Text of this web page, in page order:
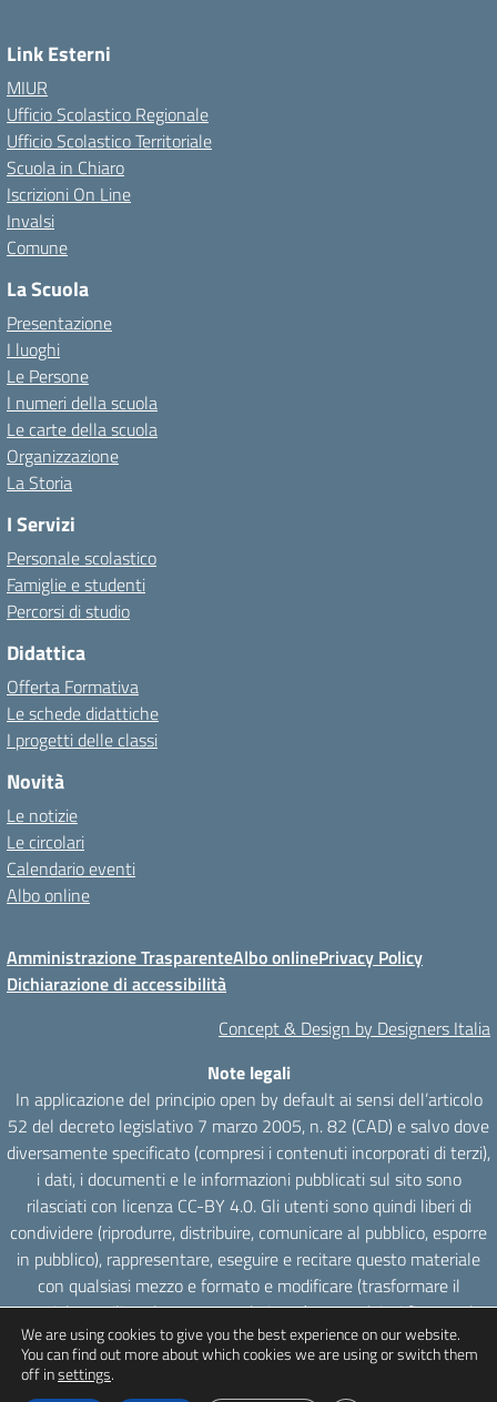
Link Esterni
MIUR
Ufficio Scolastico Regionale
Ufficio Scolastico Territoriale
Scuola in Chiaro
Iscrizioni On Line
Invalsi
Comune
La Scuola
Presentazione
I luoghi
Le Persone
I numeri della scuola
Le carte della scuola
Organizzazione
La Storia
I Servizi
Personale scolastico
Famiglie e studenti
Percorsi di studio
Didattica
Offerta Formativa
Le schede didattiche
I progetti delle classi
Novità
Le notizie
Le circolari
Calendario eventi
Albo online
Amministrazione TrasparenteAlbo onlinePrivacy Policy
Dichiarazione di accessibilità
Concept & Design by Designers Italia
Note legali
In applicazione del principio open by default ai sensi dell’articolo
52 del decreto legislativo 7 marzo 2005, n. 82 (CAD) e salvo dove
diversamente specificato (compresi i contenuti incorporati di terzi),
i dati, i documenti e le informazioni pubblicati sul sito sono
rilasciati con licenza CC-BY 4.0. Gli utenti sono quindi liberi di
condividere (riprodurre, distribuire, comunicare al pubblico, esporre
in pubblico), rappresentare, eseguire e recitare questo materiale
con qualsiasi mezzo e formato e modificare (trasformare il
materiale e utilizzarlo per opere derivate) per qualsiasi fine, anche
commerciale con il solo onere di attribuzione, senza apporre
restrizioni aggiuntive.
We are using cookies to give you the best experience on our website.
You can find out more about which cookies we are using or switch them
off insettings.